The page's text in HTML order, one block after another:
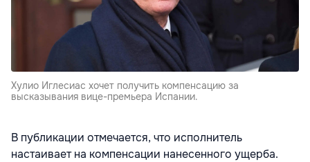
Хулио Иглесиас хочет получить компенсацию за
высказывания вице-премьера Испании.
В публикации отмечается, что исполнитель
настаивает на компенсации нанесенного ущерба.